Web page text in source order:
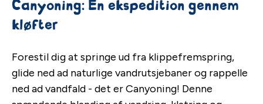
Canyoning: En ekspedition gennem
kløfter
Forestil dig at springe ud fra klippefremspring,
glide ned ad naturlige vandrutsjebaner og rappelle
ned ad vandfald - det er Canyoning! Denne